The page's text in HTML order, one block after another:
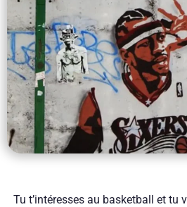
Tu t’intéresses au basketball et tu